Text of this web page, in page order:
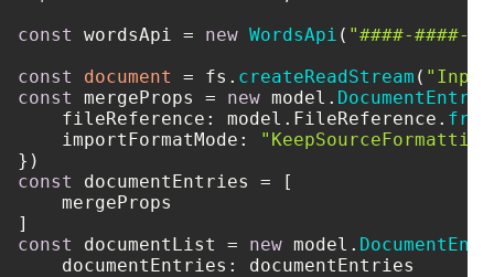
const
wordsApi = new WordsApi ( "####-####-
const
document = fs. createReadStream (
const
mergeProps = new model. DocumentEntry
fileReference : model. FileReference .
importFormatMode :
const
documentEntries = [
    mergeProps
const
documentList = new model.
documentEntries : documentEntries